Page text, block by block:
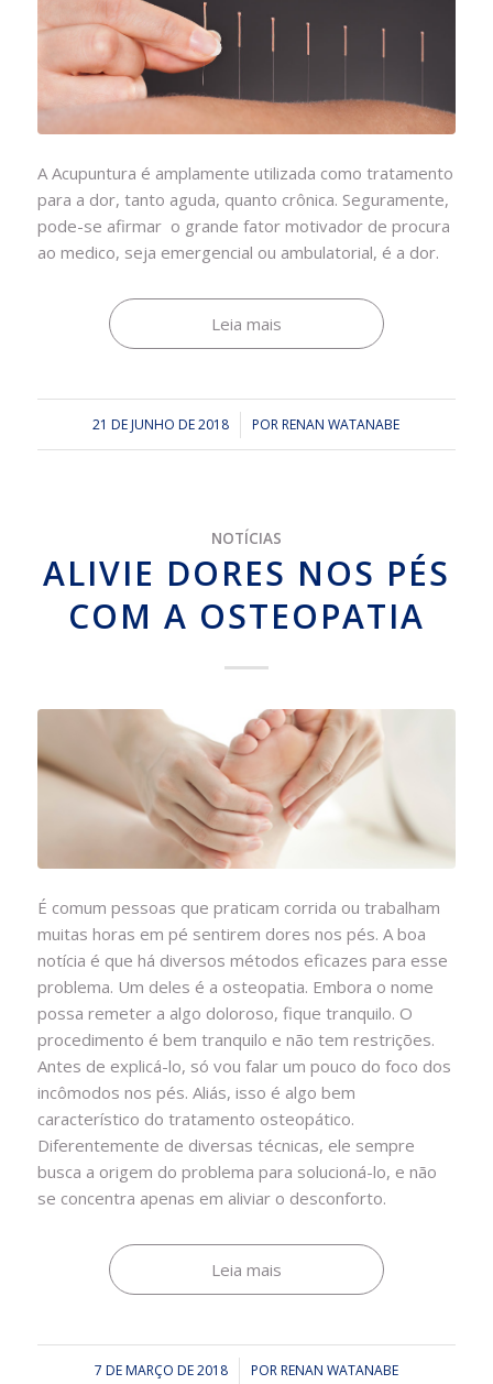
A Acupuntura é amplamente utilizada como tratamento
para a dor, tanto aguda, quanto crônica. Seguramente,
pode-se afirmar o grande fator motivador de procura
ao medico, seja emergencial ou ambulatorial, é a dor.
Leia mais
21 DE JUNHO DE 2018
/ PORRENAN WATANABE
NOTÍCIAS
ALIVIE DORES NOS PÉS
COM A OSTEOPATIA
É comum pessoas que praticam corrida ou trabalham
muitas horas em pé sentirem dores nos pés. A boa
notícia é que há diversos métodos eficazes para esse
problema. Um deles é a osteopatia. Embora o nome
possa remeter a algo doloroso, fique tranquilo. O
procedimento é bem tranquilo e não tem restrições.
Antes de explicá-lo, só vou falar um pouco do foco dos
incômodos nos pés. Aliás, isso é algo bem
característico do tratamento osteopático.
Diferentemente de diversas técnicas, ele sempre
busca a origem do problema para solucioná-lo, e não
se concentra apenas em aliviar o desconforto.
Leia mais
7 DE MARÇO DE 2018
/ PORRENAN WATANABE